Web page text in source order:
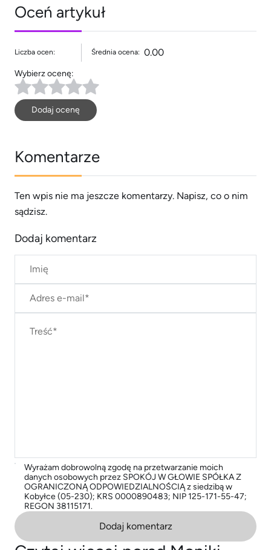
Oceń artykuł
Liczba ocen: Średnia ocena: 0.00
Wybierz ocenę:
Dodaj ocenę
Komentarze
Ten wpis nie ma jeszcze komentarzy. Napisz, co o nim
sądzisz.
Dodaj komentarz
Wyrażam dobrowolną zgodę na przetwarzanie moich
danych osobowych przez SPOKÓJ W GŁOWIE SPÓŁKA Z
OGRANICZONĄ ODPOWIEDZIALNOŚCIĄ z siedzibą w
Kobyłce (05-230); KRS 0000890483; NIP 125-171-55-47;
REGON 38115171.
Dodaj komentarz